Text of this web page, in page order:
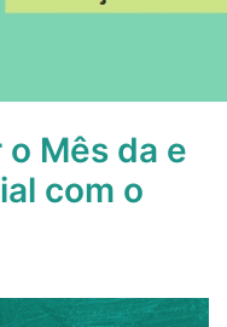
Mês da e
com o